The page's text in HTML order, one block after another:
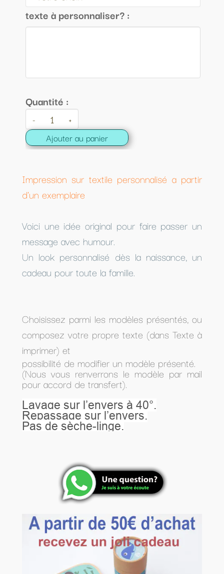
texte à personnaliser? :
Quantité :
- +
Ajouter au panier
Impression sur textile personnalisé a partir
d'un exemplaire
Voici une idée original pour faire passer un
message avec humour.
Un look personnalisé dès la naissance, un
cadeau pour toute la famille.
Choisissez parmi les modèles présentés, ou
composez votre propre texte (dans Texte à
imprimer) et
possibilité de modifier un modèle présenté.
(Nous vous renverrons le modèle par mail
pour accord de transfert).
Lavage sur l’envers à 40°.
Repassage sur l’envers.
Pas de sèche-linge.